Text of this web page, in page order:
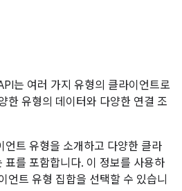
는 여러 가지 유형의 클라이언트로
한 유형의 데이터와 다양한 연결 조
언트 유형을 소개하고 다양한 클라
표를 포함합니다. 이 정보를 사용하
언트 유형 집합을 선택할 수 있습니